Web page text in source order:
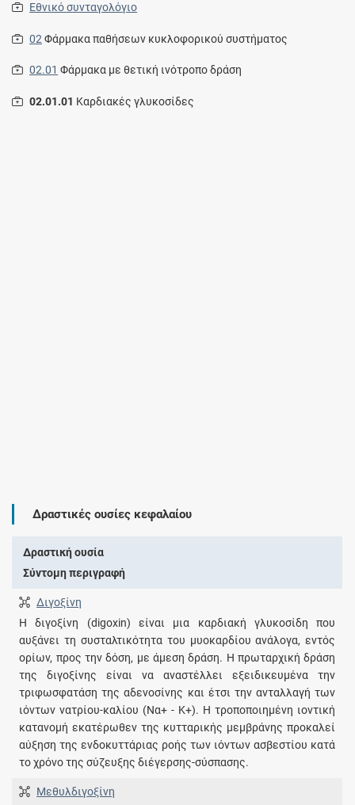
Εθνικό συνταγολόγιο
02 Φάρμακα παθήσεων κυκλοφορικού συστήματος
02.01 Φάρμακα με θετική ινότροπο δράση
02.01.01 Καρδιακές γλυκοσίδες
Δραστικές ουσίες κεφαλαίου
Δραστική ουσία
Σύντομη περιγραφή
Διγοξίνη
Η διγοξίνη (digoxin) είναι μια καρδιακή γλυκοσίδη που
αυξάνει τη συσταλτικότητα του μυοκαρδίου ανάλογα, εντός
ορίων, προς την δόση, με άμεση δράση. Η πρωταρχική δράση
της διγοξίνης είναι να αναστέλλει εξειδικευμένα την
τριφωσφατάση της αδενοσίνης και έτσι την ανταλλαγή των
ιόντων νατρίου-καλίου (Να+ - Κ+). Η τροποποιημένη ιοντική
κατανομή εκατέρωθεν της κυτταρικής μεμβράνης προκαλεί
αύξηση της ενδοκυττάριας ροής των ιόντων ασβεστίου κατά
το χρόνο της σύζευξης διέγερσης-σύσπασης.
Μεθυλδιγοξίνη